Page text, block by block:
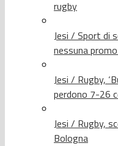
rugby
Jesi / Sport di
nessuna
Jesi / Rugby,
perdono 7-26
Jesi / Rugby,
Bologna